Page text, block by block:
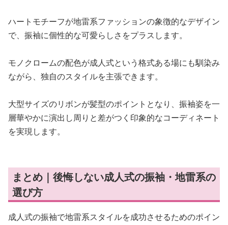
ハートモチーフが地雷系ファッションの象徴的なデザイン
で、振袖に個性的な可愛らしさをプラスします。
モノクロームの配色が成人式という格式ある場にも馴染み
ながら、独自のスタイルを主張できます。
大型サイズのリボンが髪型のポイントとなり、振袖姿を一
層華やかに演出し周りと差がつく印象的なコーディネート
を実現します。
まとめ｜後悔しない成人式の振袖・地雷系の
選び方
成人式の振袖で地雷系スタイルを成功させるためのポイン